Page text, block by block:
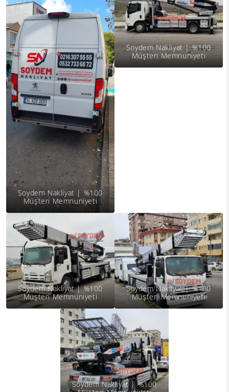
Soydem Nakliyat | %100
Müşteri Memnuniyeti
Soydem Nakliyat | %100
Müşteri Memnuniyeti
Soydem Nakliyat | %100
Müşteri Memnuniyeti
Soydem Nakliyat | %100
Müşteri Memnuniyeti
Soydem Nakliyat | %100